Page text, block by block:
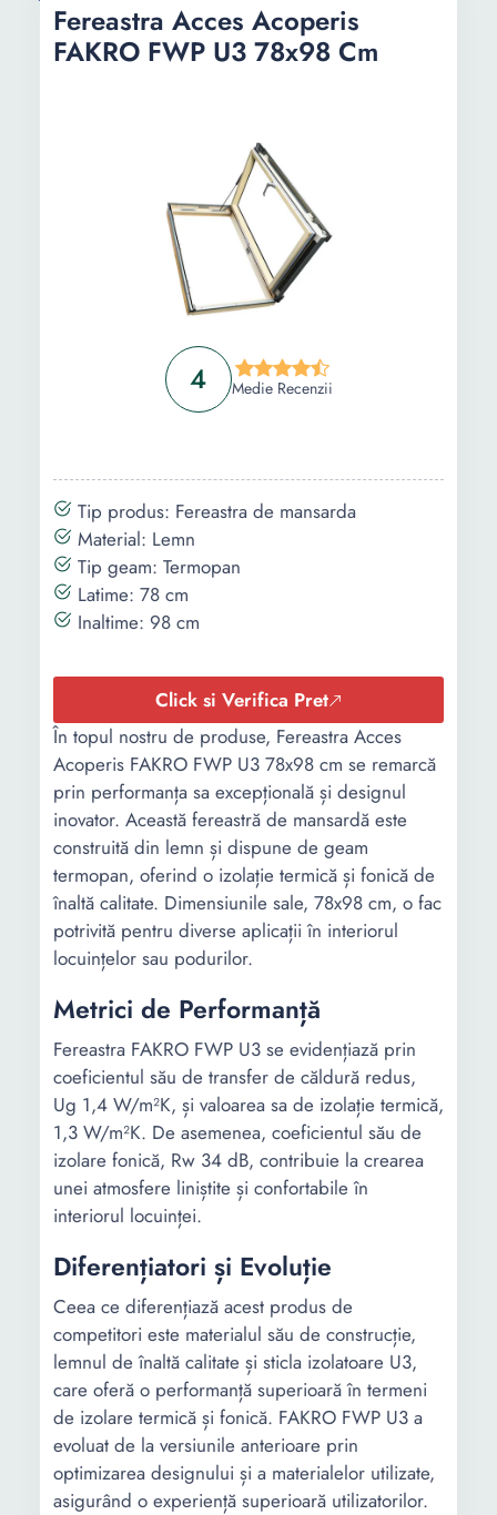
4 Medie Recenzii
Fereastra Acces Acoperis
FAKRO FWP U3 78x98 Cm
Tip produs: Fereastra de mansarda
Material: Lemn
Tip geam: Termopan
Latime: 78 cm
Inaltime: 98 cm
Click si Verifica Pret
În topul nostru de produse, Fereastra Acces
Acoperis FAKRO FWP U3 78x98 cm se remarcă
prin performanța sa excepțională și designul
inovator. Această fereastră de mansardă este
construită din lemn și dispune de geam
termopan, oferind o izolație termică și fonică de
înaltă calitate. Dimensiunile sale, 78x98 cm, o fac
potrivită pentru diverse aplicații în interiorul
locuințelor sau podurilor.
Metrici de Performanță
Fereastra FAKRO FWP U3 se evidențiază prin
coeficientul său de transfer de căldură redus,
Ug 1,4 W/m²K, și valoarea sa de izolație termică,
1,3 W/m²K. De asemenea, coeficientul său de
izolare fonică, Rw 34 dB, contribuie la crearea
unei atmosfere liniștite și confortabile în
interiorul locuinței.
Diferențiatori și Evoluție
Ceea ce diferențiază acest produs de
competitori este materialul său de construcție,
lemnul de înaltă calitate și sticla izolatoare U3,
care oferă o performanță superioară în termeni
de izolare termică și fonică. FAKRO FWP U3 a
evoluat de la versiunile anterioare prin
optimizarea designului și a materialelor utilizate,
asigurând o experiență superioară utilizatorilor.